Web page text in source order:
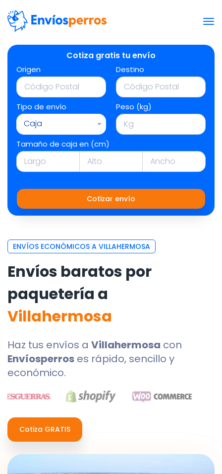
Cotiza gratis tu envío
Origen Destino
Tipo de envío
Caja
Peso (kg)
Tamaño de caja en (cm)
Cotizar envío
ENVÍOS ECONÓMICOS A VILLAHERMOSA
Envíos baratos por
paquetería a
Villahermosa
Haz tus envíos a Villahermosa con
Envíosperros es rápido, sencillo y
económico.
Cotiza GRATIS